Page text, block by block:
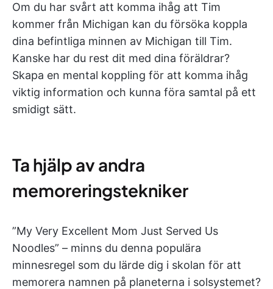
Om du har svårt att komma ihåg att Tim
kommer från Michigan kan du försöka koppla
dina befintliga minnen av Michigan till Tim.
Kanske har du rest dit med dina föräldrar?
Skapa en mental koppling för att komma ihåg
viktig information och kunna föra samtal på ett
smidigt sätt.
Ta hjälp av andra
memoreringstekniker
”My Very Excellent Mom Just Served Us
Noodles” – minns du denna populära
minnesregel som du lärde dig i skolan för att
memorera namnen på planeterna i solsystemet?